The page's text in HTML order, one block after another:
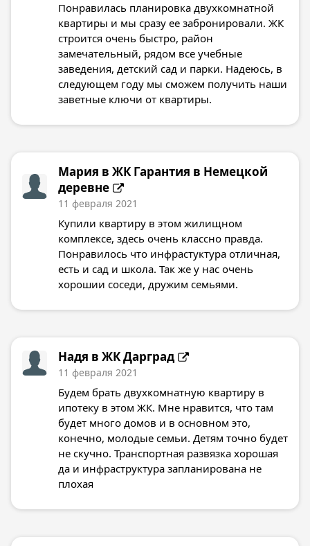
Понравилась планировка двухкомнатной
квартиры и мы сразу ее забронировали. ЖК
строится очень быстро, район
замечательный, рядом все учебные
заведения, детский сад и парки. Надеюсь, в
следующем году мы сможем получить наши
заветные ключи от квартиры.
Мария в ЖК Гарантия в Немецкой
деревне
11 февраля 2021
Купили квартиру в этом жилищном
комплексе, здесь очень классно правда.
Понравилось что инфрастуктура отличная,
есть и сад и школа. Так же у нас очень
хорошии соседи, дружим семьями.
Надя в ЖК Дарград
11 февраля 2021
Будем брать двухкомнатную квартиру в
ипотеку в этом ЖК. Мне нравится, что там
будет много домов и в основном это,
конечно, молодые семьи. Детям точно будет
не скучно. Транспортная развязка хорошая
да и инфраструктура запланирована не
плохая